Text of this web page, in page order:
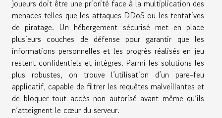
joueurs doit être une priorité face à la multiplication des
menaces telles que les attaques DDoS ou les tentatives
de piratage. Un hébergement sécurisé met en place
plusieurs couches de défense pour garantir que les
informations personnelles et les progrès réalisés en jeu
restent confidentiels et intègres. Parmi les solutions les
plus robustes, on trouve l’utilisation d’un pare-feu
applicatif, capable de filtrer les requêtes malveillantes et
de bloquer tout accès non autorisé avant même qu’ils
n’atteignent le cœur du serveur.